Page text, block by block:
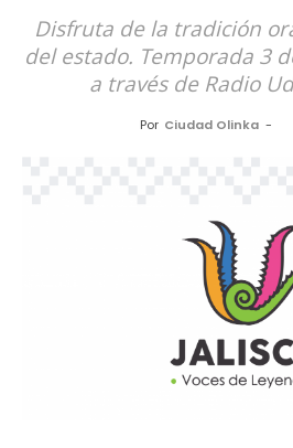
Disfruta de la tradición
del estado. Temporada 3
a través de Radio
Por Ciudad Olinka -